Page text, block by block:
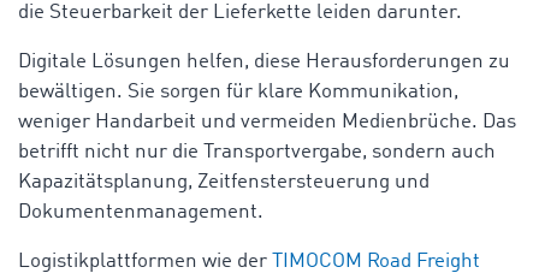
die Steuerbarkeit der Lieferkette leiden darunter.
Digitale Lösungen helfen, diese Herausforderungen zu
bewältigen. Sie sorgen für klare Kommunikation,
weniger Handarbeit und vermeiden Medienbrüche. Das
betrifft nicht nur die Transportvergabe, sondern auch
Kapazitätsplanung, Zeitfenstersteuerung und
Dokumentenmanagement.
Logistikplattformen wie der
TIMOCOM Road Freight